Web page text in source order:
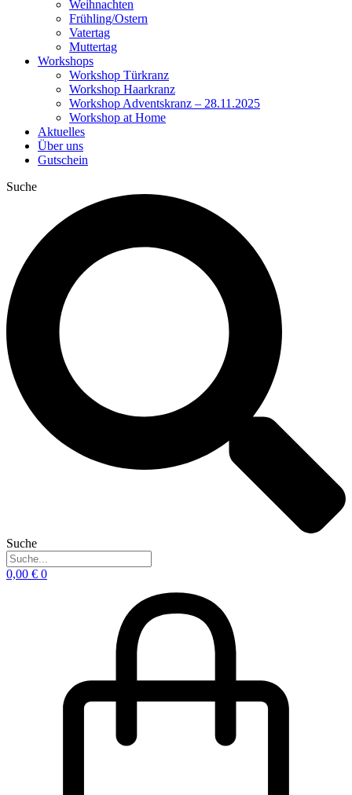
Weihnachten
Frühling/Ostern
Vatertag
Muttertag
Workshops
Workshop Türkranz
Workshop Haarkranz
Workshop Adventskranz – 28.11.2025
Workshop at Home
Aktuelles
Über uns
Gutschein
Suche
Suche
0,00 € 0